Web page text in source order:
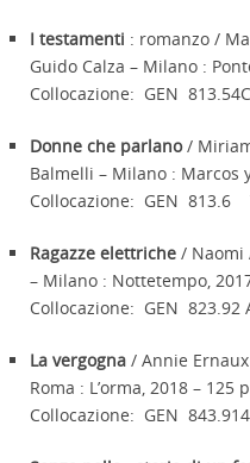
I testamenti : romanzo /
Guido Calza – Milano :
Collocazione: GEN
Donne che parlano/
Balmelli – Milano : Marcos
Collocazione: GEN 813.6
Ragazze elettriche / Naomi
– Milano : Nottetempo,
Collocazione: GEN 823.92
La vergogna / Annie
Roma : L’orma, 2018 – 125
Collocazione: GEN